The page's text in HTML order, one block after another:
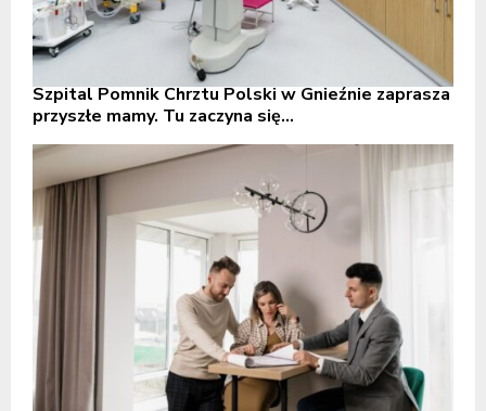
Szpital Pomnik Chrztu Polski w Gnieźnie zaprasza
przyszłe mamy. Tu zaczyna się...